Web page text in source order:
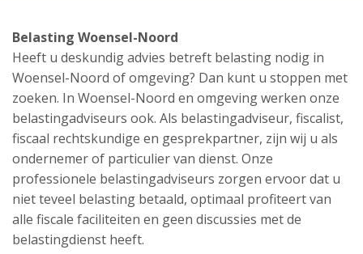
Belasting Woensel-Noord
Heeft u deskundig advies betreft belasting nodig in
Woensel-Noord of omgeving? Dan kunt u stoppen met
zoeken. In Woensel-Noord en omgeving werken onze
belastingadviseurs ook. Als belastingadviseur, fiscalist,
fiscaal rechtskundige en gesprekpartner, zijn wij u als
ondernemer of particulier van dienst. Onze
professionele belastingadviseurs zorgen ervoor dat u
niet teveel belasting betaald, optimaal profiteert van
alle fiscale faciliteiten en geen discussies met de
belastingdienst heeft.